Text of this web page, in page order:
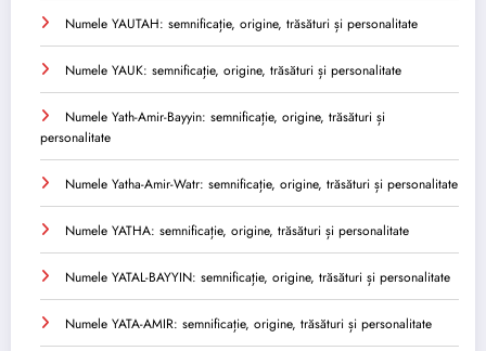
Numele YAUTAH: semnificație, origine, trăsături și personalitate
Numele YAUK: semnificație, origine, trăsături și personalitate
Numele Yath-Amir-Bayyin: semnificație, origine, trăsături și
personalitate
Numele Yatha-Amir-Watr: semnificație, origine, trăsături și personalitate
Numele YATHA: semnificație, origine, trăsături și personalitate
Numele YATAL-BAYYIN: semnificație, origine, trăsături și personalitate
Numele YATA-AMIR: semnificație, origine, trăsături și personalitate